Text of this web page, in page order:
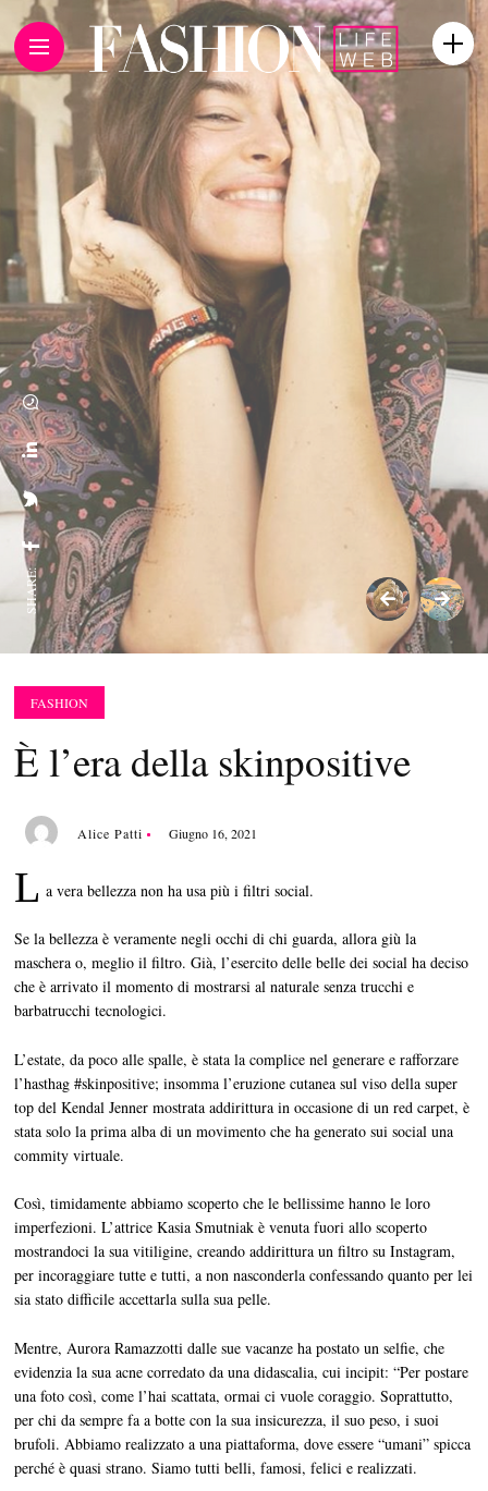
SHARE:
FASHION
È l’era della skinpositive
Alice Patti Giugno 16, 2021
L a vera bellezza non ha usa più i filtri social.
Se la bellezza è veramente negli occhi di chi guarda, allora giù la
maschera o, meglio il filtro. Già, l’esercito delle belle dei social ha deciso
che è arrivato il momento di mostrarsi al naturale senza trucchi e
barbatrucchi tecnologici.
L’estate, da poco alle spalle, è stata la complice nel generare e rafforzare
l’hasthag #skinpositive; insomma l’eruzione cutanea sul viso della super
top del Kendal Jenner mostrata addirittura in occasione di un red carpet, è
stata solo la prima alba di un movimento che ha generato sui social una
commity virtuale.
Così, timidamente abbiamo scoperto che le bellissime hanno le loro
imperfezioni. L’attrice Kasia Smutniak è venuta fuori allo scoperto
mostrandoci la sua vitiligine, creando addirittura un filtro su Instagram,
per incoraggiare tutte e tutti, a non nasconderla confessando quanto per lei
sia stato difficile accettarla sulla sua pelle.
Mentre, Aurora Ramazzotti dalle sue vacanze ha postato un selfie, che
evidenzia la sua acne corredato da una didascalia, cui incipit: “Per postare
una foto così, come l’hai scattata, ormai ci vuole coraggio. Soprattutto,
per chi da sempre fa a botte con la sua insicurezza, il suo peso, i suoi
brufoli. Abbiamo realizzato a una piattaforma, dove essere “umani” spicca
perché è quasi strano. Siamo tutti belli, famosi, felici e realizzati.